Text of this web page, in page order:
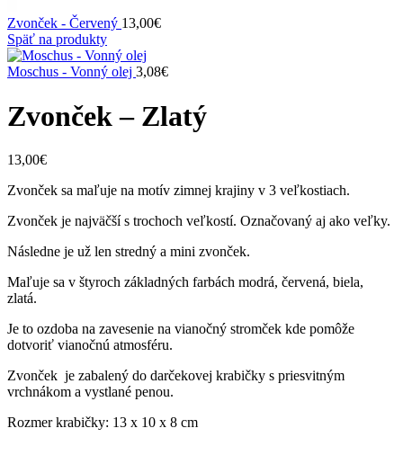
Zvonček - Červený 13,00€
Späť na produkty
Moschus - Vonný olej 3,08€
Zvonček – Zlatý
13,00€
Zvonček sa maľuje na motív zimnej krajiny v 3 veľkostiach.
Zvonček je najväčší s trochoch veľkostí. Označovaný aj ako veľky.
Následne je už len stredný a mini zvonček.
Maľuje sa v štyroch základných farbách modrá, červená, biela,
zlatá.
Je to ozdoba na zavesenie na vianočný stromček kde pomôže
dotvoriť vianočnú atmosféru.
Zvonček je zabalený do darčekovej krabičky s priesvitným
vrchnákom a vystlané penou.
Rozmer krabičky: 13 x 10 x 8 cm